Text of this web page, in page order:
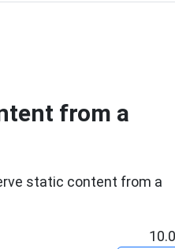
from a
static content from a